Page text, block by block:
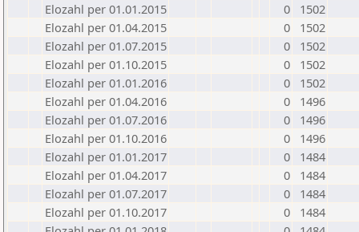
Elozahl per 01.01.2015
0
1502
Elozahl per 01.04.2015
0
1502
Elozahl per 01.07.2015
0
1502
Elozahl per 01.10.2015
0
1502
Elozahl per 01.01.2016
0
1502
Elozahl per 01.04.2016
0
1496
Elozahl per 01.07.2016
0
1496
Elozahl per 01.10.2016
0
1496
Elozahl per 01.01.2017
0
1484
Elozahl per 01.04.2017
0
1484
Elozahl per 01.07.2017
0
1484
Elozahl per 01.10.2017
0
1484